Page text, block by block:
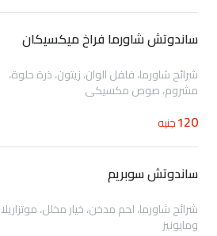
ساندوتش شاورما فراخ ميكسيكان
شرائح شاورما، فلفل الوان، زيتون، ذرة حلوة،
مشروم، صوص مكسيكى
120جنيه
ساندوتش سوبريم
شرائح شاورما، لحم مدخن، خيار مخلل، موتزاريلا
ومايونيز